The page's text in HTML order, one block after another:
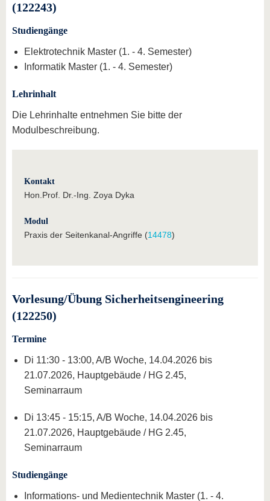
(122243)
Studiengänge
Elektrotechnik Master (1. - 4. Semester)
Informatik Master (1. - 4. Semester)
Lehrinhalt
Die Lehrinhalte entnehmen Sie bitte der
Modulbeschreibung.
Kontakt
Hon.Prof. Dr.-Ing. Zoya Dyka
Modul
Praxis der Seitenkanal-Angriffe (14478)
Vorlesung/Übung Sicherheitsengineering
(122250)
Termine
Di 11:30 - 13:00, A/B Woche, 14.04.2026 bis
21.07.2026, Hauptgebäude / HG 2.45,
Seminarraum
Di 13:45 - 15:15, A/B Woche, 14.04.2026 bis
21.07.2026, Hauptgebäude / HG 2.45,
Seminarraum
Studiengänge
Informations- und Medientechnik Master (1. - 4.